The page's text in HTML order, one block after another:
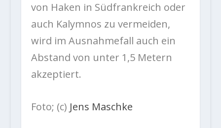
von Haken in Südfrankreich oder
auch Kalymnos zu vermeiden,
wird im Ausnahmefall auch ein
Abstand von unter 1,5 Metern
akzeptiert.
Foto; (c) Jens Maschke